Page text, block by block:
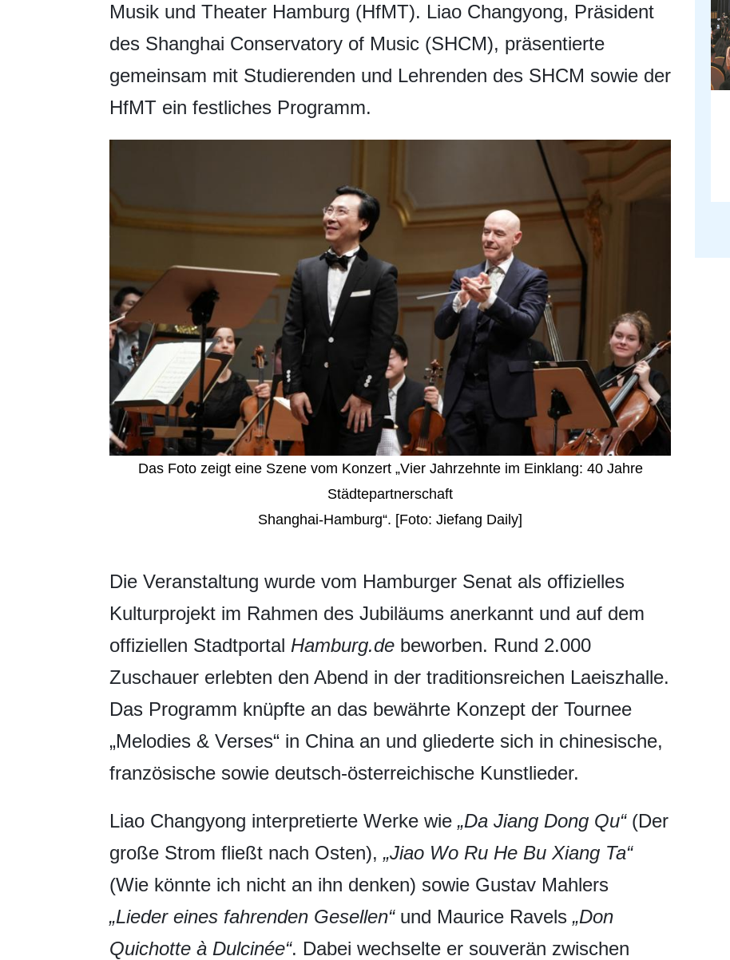
Musik und Theater Hamburg (HfMT). Liao Changyong, Präsident
des Shanghai Conservatory of Music (SHCM), präsentierte
gemeinsam mit Studierenden und Lehrenden des SHCM sowie der
HfMT ein festliches Programm.
Das Foto zeigt eine Szene vom Konzert „Vier Jahrzehnte im Einklang: 40 Jahre
Städtepartnerschaft
Shanghai-Hamburg“. [Foto: Jiefang Daily]
​Die Veranstaltung wurde vom Hamburger Senat als offizielles
Kulturprojekt im Rahmen des Jubiläums anerkannt und auf dem
offiziellen Stadtportal Hamburg.de beworben. Rund 2.000
Zuschauer erlebten den Abend in der traditionsreichen Laeiszhalle.
Das Programm knüpfte an das bewährte Konzept der Tournee
„Melodies & Verses“ in China an und gliederte sich in chinesische,
französische sowie deutsch-österreichische Kunstlieder.
Liao Changyong interpretierte Werke wie „Da Jiang Dong Qu“(Der
große Strom fließt nach Osten), „Jiao Wo Ru He Bu Xiang Ta“
(Wie könnte ich nicht an ihn denken) sowie Gustav Mahlers
„Lieder eines fahrenden Gesellen“und Maurice Ravels „Don
Quichotte à Dulcinée“. Dabei wechselte er souverän zwischen